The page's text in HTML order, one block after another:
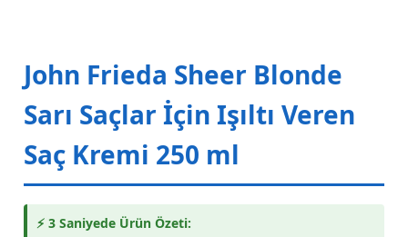
John Frieda Sheer Blonde
Sarı Saçlar İçin Işıltı Veren
Saç Kremi 250 ml
⚡ 3 Saniyede Ürün Özeti: